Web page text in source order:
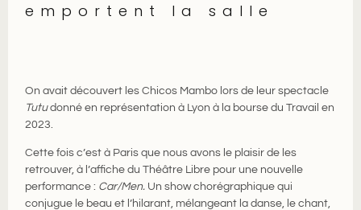
emportent la salle
On avait découvert les Chicos Mambo lors de leur spectacle
Tutudonné en représentation à Lyon à la bourse du Travail en
2023.
Cette fois c’est à Paris que nous avons le plaisir de les
retrouver, à l’affiche du Théâtre Libre pour une nouvelle
performance : Car/Men. Un show chorégraphique qui
conjugue le beau et l’hilarant, mélangeant la danse, le chant,